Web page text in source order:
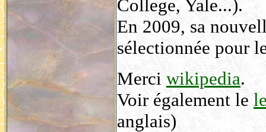
College, Yale...).
En 2009, sa
sélectionnée pour
Merci wikipedia.
Voir également le
anglais)